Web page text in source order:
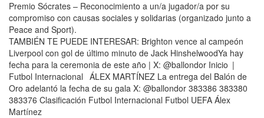
Premio Sócrates – Reconocimiento a un/a jugador/a por su
compromiso con causas sociales y solidarias (organizado junto a
Peace and Sport).
TAMBIÉN TE PUEDE INTERESAR: Brighton vence al campeón
Liverpool con gol de último minuto de Jack HinshelwoodYa hay
fecha para la ceremonia de este año | X: @ballondor Inicio |
Futbol Internacional ÁLEX MARTÍNEZ La entrega del Balón de
Oro adelantó la fecha de su gala X: @ballondor 383386 383380
383376 Clasificación Futbol Internacional Futbol UEFA Álex
Martínez